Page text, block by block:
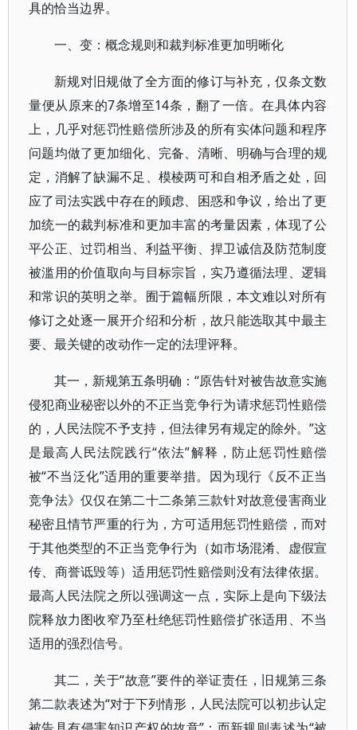
具的恰当边界。
一、变：概念规则和裁判标准更加明晰化
新规对旧规做了全方面的修订与补充，仅条文数
量便从原来的7条增至14条，翻了一倍。在具体内容
上，几乎对惩罚性赔偿所涉及的所有实体问题和程序
问题均做了更加细化、完备、清晰、明确与合理的规
定，消解了缺漏不足、模棱两可和自相矛盾之处，回
应了司法实践中存在的顾虑、困惑和争议，给出了更
加统一的裁判标准和更加丰富的考量因素，体现了公
平公正、过罚相当、利益平衡、捍卫诚信及防范制度
被滥用的价值取向与目标宗旨，实乃遵循法理、逻辑
和常识的英明之举。囿于篇幅所限，本文难以对所有
修订之处逐一展开介绍和分析，故只能选取其中最主
要、最关键的改动作一定的法理评释。
其一，新规第五条明确：“原告针对被告故意实施
侵犯商业秘密以外的不正当竞争行为请求惩罚性赔偿
的，人民法院不予支持，但法律另有规定的除外。”这
是最高人民法院践行“依法”解释，防止惩罚性赔偿
被“不当泛化”适用的重要举措。因为现行《反不正当
竞争法》仅仅在第二十二条第三款针对故意侵害商业
秘密且情节严重的行为，方可适用惩罚性赔偿，而对
于其他类型的不正当竞争行为（如市场混淆、虚假宣
传、商誉诋毁等）适用惩罚性赔偿则没有法律依据。
最高人民法院之所以强调这一点，实际上是向下级法
院释放力图收窄乃至杜绝惩罚性赔偿扩张适用、不当
适用的强烈信号。
其二，关于“故意”要件的举证责任，旧规第三条
第二款表述为“对于下列情形，人民法院可以初步认定